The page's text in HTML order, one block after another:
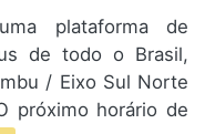
plataforma de
de todo o Brasil,
/ Eixo Sul Norte
próximo horário de